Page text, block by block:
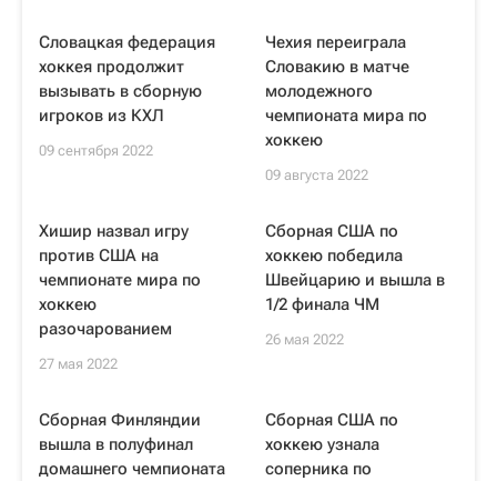
Словацкая федерация
хоккея продолжит
вызывать в сборную
игроков из КХЛ
09 сентября 2022
Чехия переиграла
Словакию в матче
молодежного
чемпионата мира по
хоккею
09 августа 2022
Хишир назвал игру
против США на
чемпионате мира по
хоккею
разочарованием
27 мая 2022
Сборная США по
хоккею победила
Швейцарию и вышла в
1/2 финала ЧМ
26 мая 2022
Сборная Финляндии
вышла в полуфинал
домашнего чемпионата
Сборная США по
хоккею узнала
соперника по